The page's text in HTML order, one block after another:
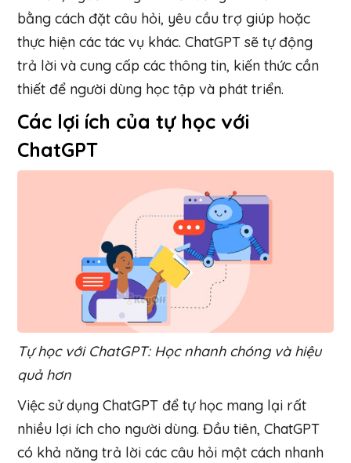
bằng cách đặt câu hỏi, yêu cầu trợ giúp hoặc
thực hiện các tác vụ khác. ChatGPT sẽ tự động
trả lời và cung cấp các thông tin, kiến thức cần
thiết để người dùng học tập và phát triển.
Các lợi ích củatự học với
ChatGPT
Tự học với ChatGPT: Học nhanh chóng và hiệu
quả hơn
Việc sử dụng ChatGPT để tự học mang lại rất
nhiều lợi ích cho người dùng. Đầu tiên, ChatGPT
có khả năng trả lời các câu hỏi một cách nhanh